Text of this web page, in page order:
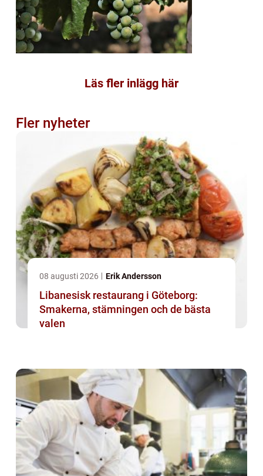
Läs fler inlägg här
Fler nyheter
08 augusti 2026 Erik Andersson
Libanesisk restaurang i Göteborg:
Smakerna, stämningen och de bästa
valen